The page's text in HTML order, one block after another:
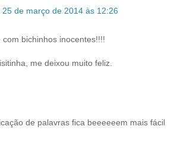
25 de março de 2014 às 12:26
bichinhos inocentes!!!!
me deixou muito feliz.
de palavras fica beeeeeem mais fácil